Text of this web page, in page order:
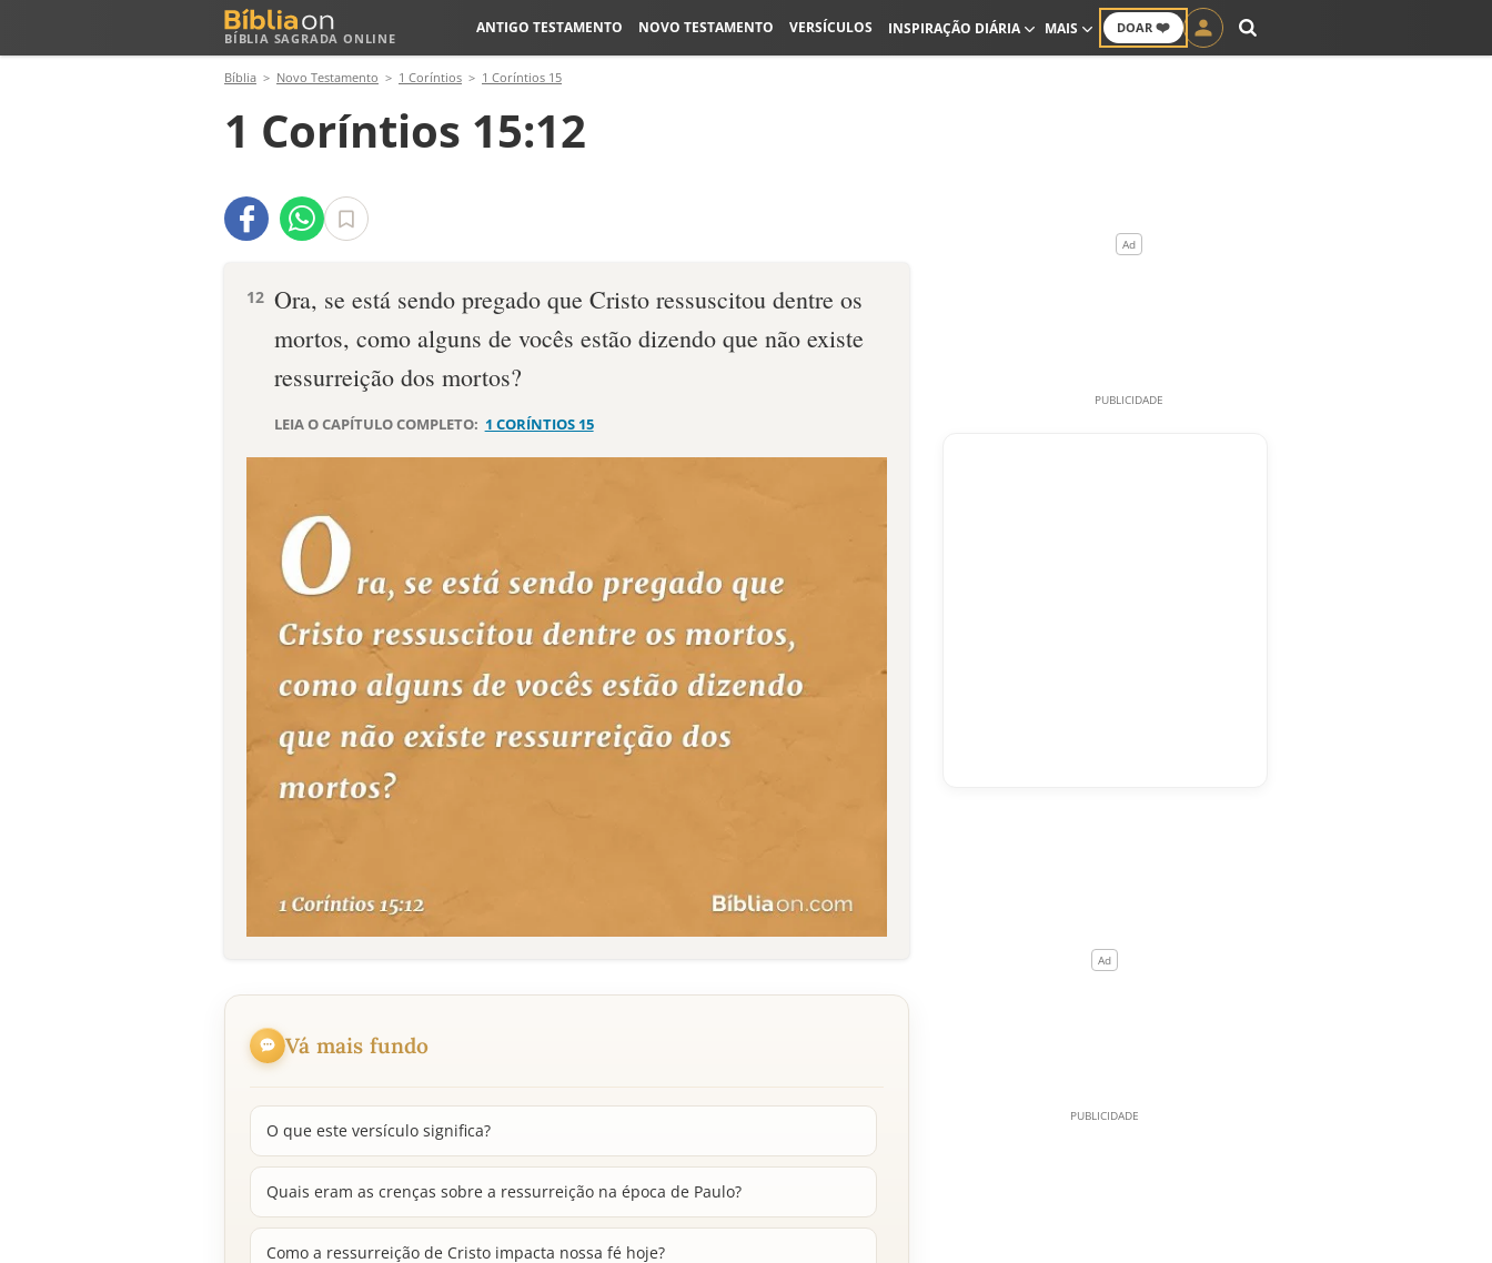
BÍBLIA SAGRADA ONLINE
DOAR ❤️
ANTIGO TESTAMENTO NOVO TESTAMENTO VERSÍCULOS INSPIRAÇÃO DIÁRIA MAIS
Bíblia Novo Testamento 1 Coríntios 1 Coríntios 15
1 Coríntios 15:12
12 Ora, se está sendo pregado que Cristo ressuscitou dentre os
mortos, como alguns de vocês estão dizendo que não existe
ressurreição dos mortos?
LEIA O CAPÍTULO COMPLETO: 1 CORÍNTIOS 15
Vá mais fundo
O que este versículo significa?
Quais eram as crenças sobre a ressurreição na época de Paulo?
Como a ressurreição de Cristo impacta nossa fé hoje?